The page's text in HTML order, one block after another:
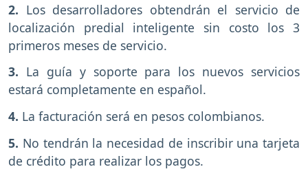
2. Los desarrolladores obtendrán el servicio de
localización predial inteligente sin costo los 3
primeros meses de servicio.
3. La guía y soporte para los nuevos servicios
estará completamente en español.
4. La facturación será en pesos colombianos.
5. No tendrán la necesidad de inscribir una tarjeta
de crédito para realizar los pagos.